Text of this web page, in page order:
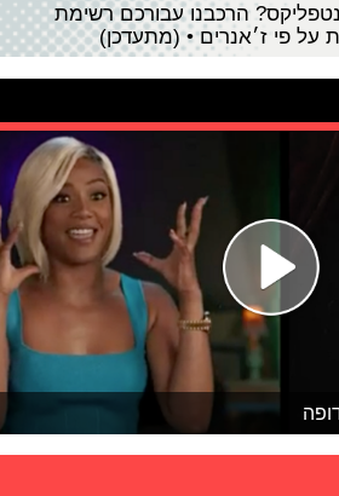
הרכבנו עבורכם רשימת
על פי ז׳אנרים • (מתעדכן)